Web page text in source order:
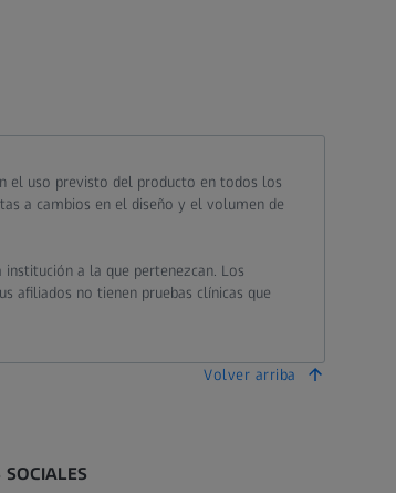
el uso previsto del producto en todos los
a cambios en el diseño y el volumen de
a la que pertenezcan. Los
afiliados no tienen pruebas clínicas que
Volver arriba
SOCIALES